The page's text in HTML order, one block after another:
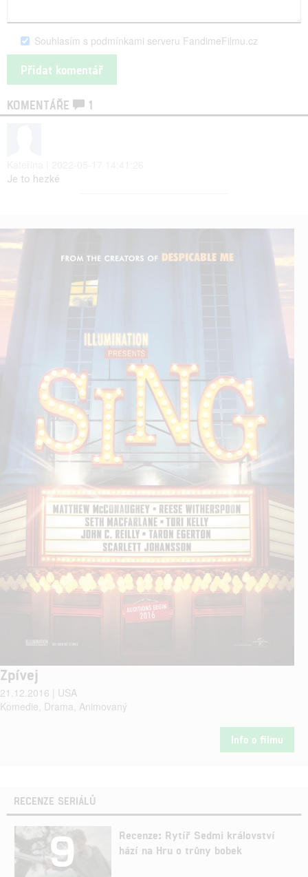
Souhlasím s podmínkami serveru FandimeFilmu.cz
KOMENTÁŘE 1
Je to hezké
Zpívej
21.12.2016 | USA
Komedie, Drama, Animovaný
Info o filmu
RECENZE SERIÁLŮ
9
Recenze: Rytíř Sedmi království
hází na Hru o trůny bobek